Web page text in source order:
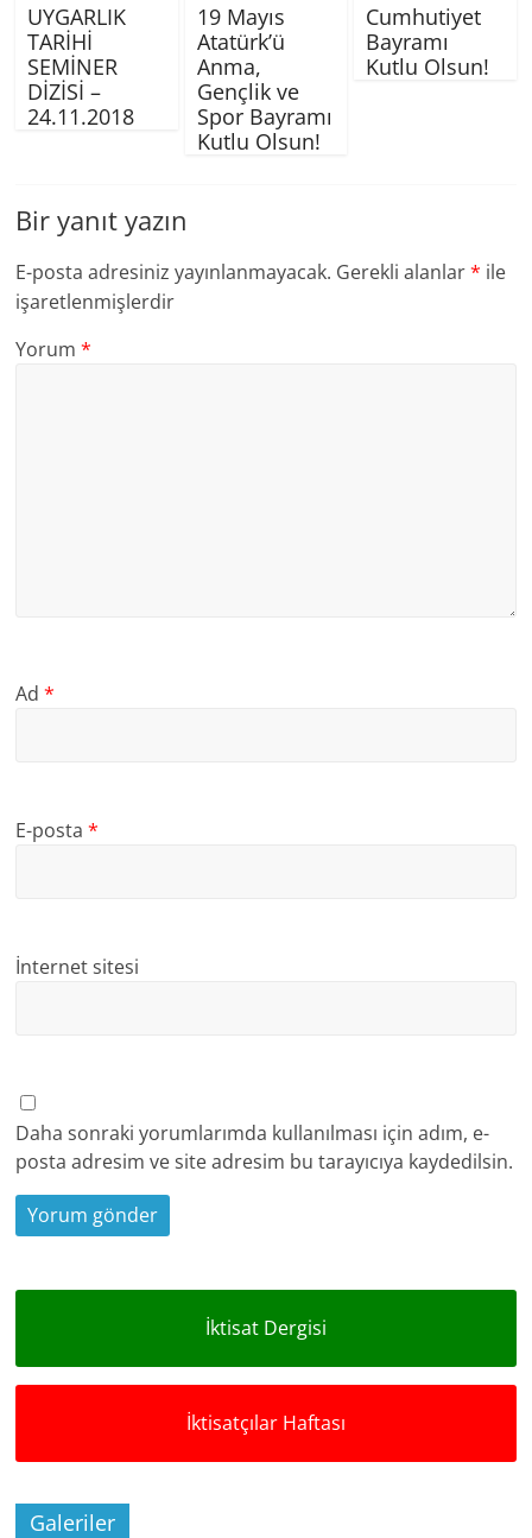
UYGARLIK
TARİHİ
SEMİNER
DİZİSİ –
24.11.2018
19 Mayıs
Atatürk’ü
Anma,
Gençlik ve
Spor Bayramı
Kutlu Olsun!
Cumhutiyet
Bayramı
Kutlu Olsun!
Bir yanıt yazın
E-posta adresiniz yayınlanmayacak. Gerekli alanlar* ile
işaretlenmişlerdir
Yorum*
Ad*
E-posta*
İnternet sitesi
Daha sonraki yorumlarımda kullanılması için adım, e-
posta adresim ve site adresim bu tarayıcıya kaydedilsin.
İktisat Dergisi
İktisatçılar Haftası
Galeriler